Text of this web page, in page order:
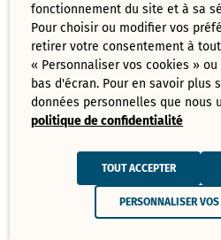
Tout
télécharger
Juin
Ressources de Juin
Convocation Conseil
PDF - 231,28 Ko
fonctionnement du site et à sa
Pour choisir ou modifier vos
retirer votre consentement à
« Personnaliser vos cookies »
bas d'écran. Pour en savoir plus
données personnelles que nous
politique de confidentialité
TOUT ACCEPTER
PERSONNALISER